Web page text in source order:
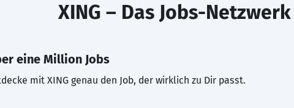
XING – Das Jobs-Netzwerk
eine Million Jobs
mit XING genau den Job, der wirklich zu Dir passt.